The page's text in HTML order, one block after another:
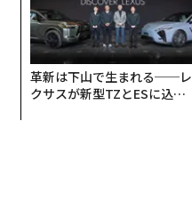
革新は下山で生まれる──レ
クサスが新型TZとESに込め